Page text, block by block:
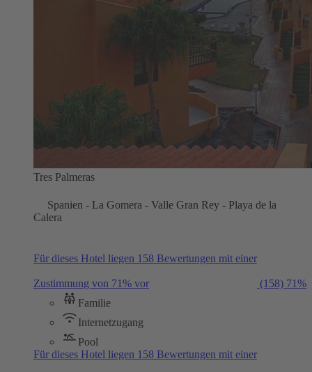
Tres Palmeras
Spanien - La Gomera - Valle Gran Rey - Playa de la
Calera
Für dieses Hotel liegen 158 Bewertungen mit einer
Zustimmung von 71% vor (158) 71%
Familie
Internetzugang
Pool
Für dieses Hotel liegen 158 Bewertungen mit einer